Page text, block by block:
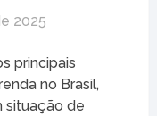
2025
principais
no Brasil,
situação de